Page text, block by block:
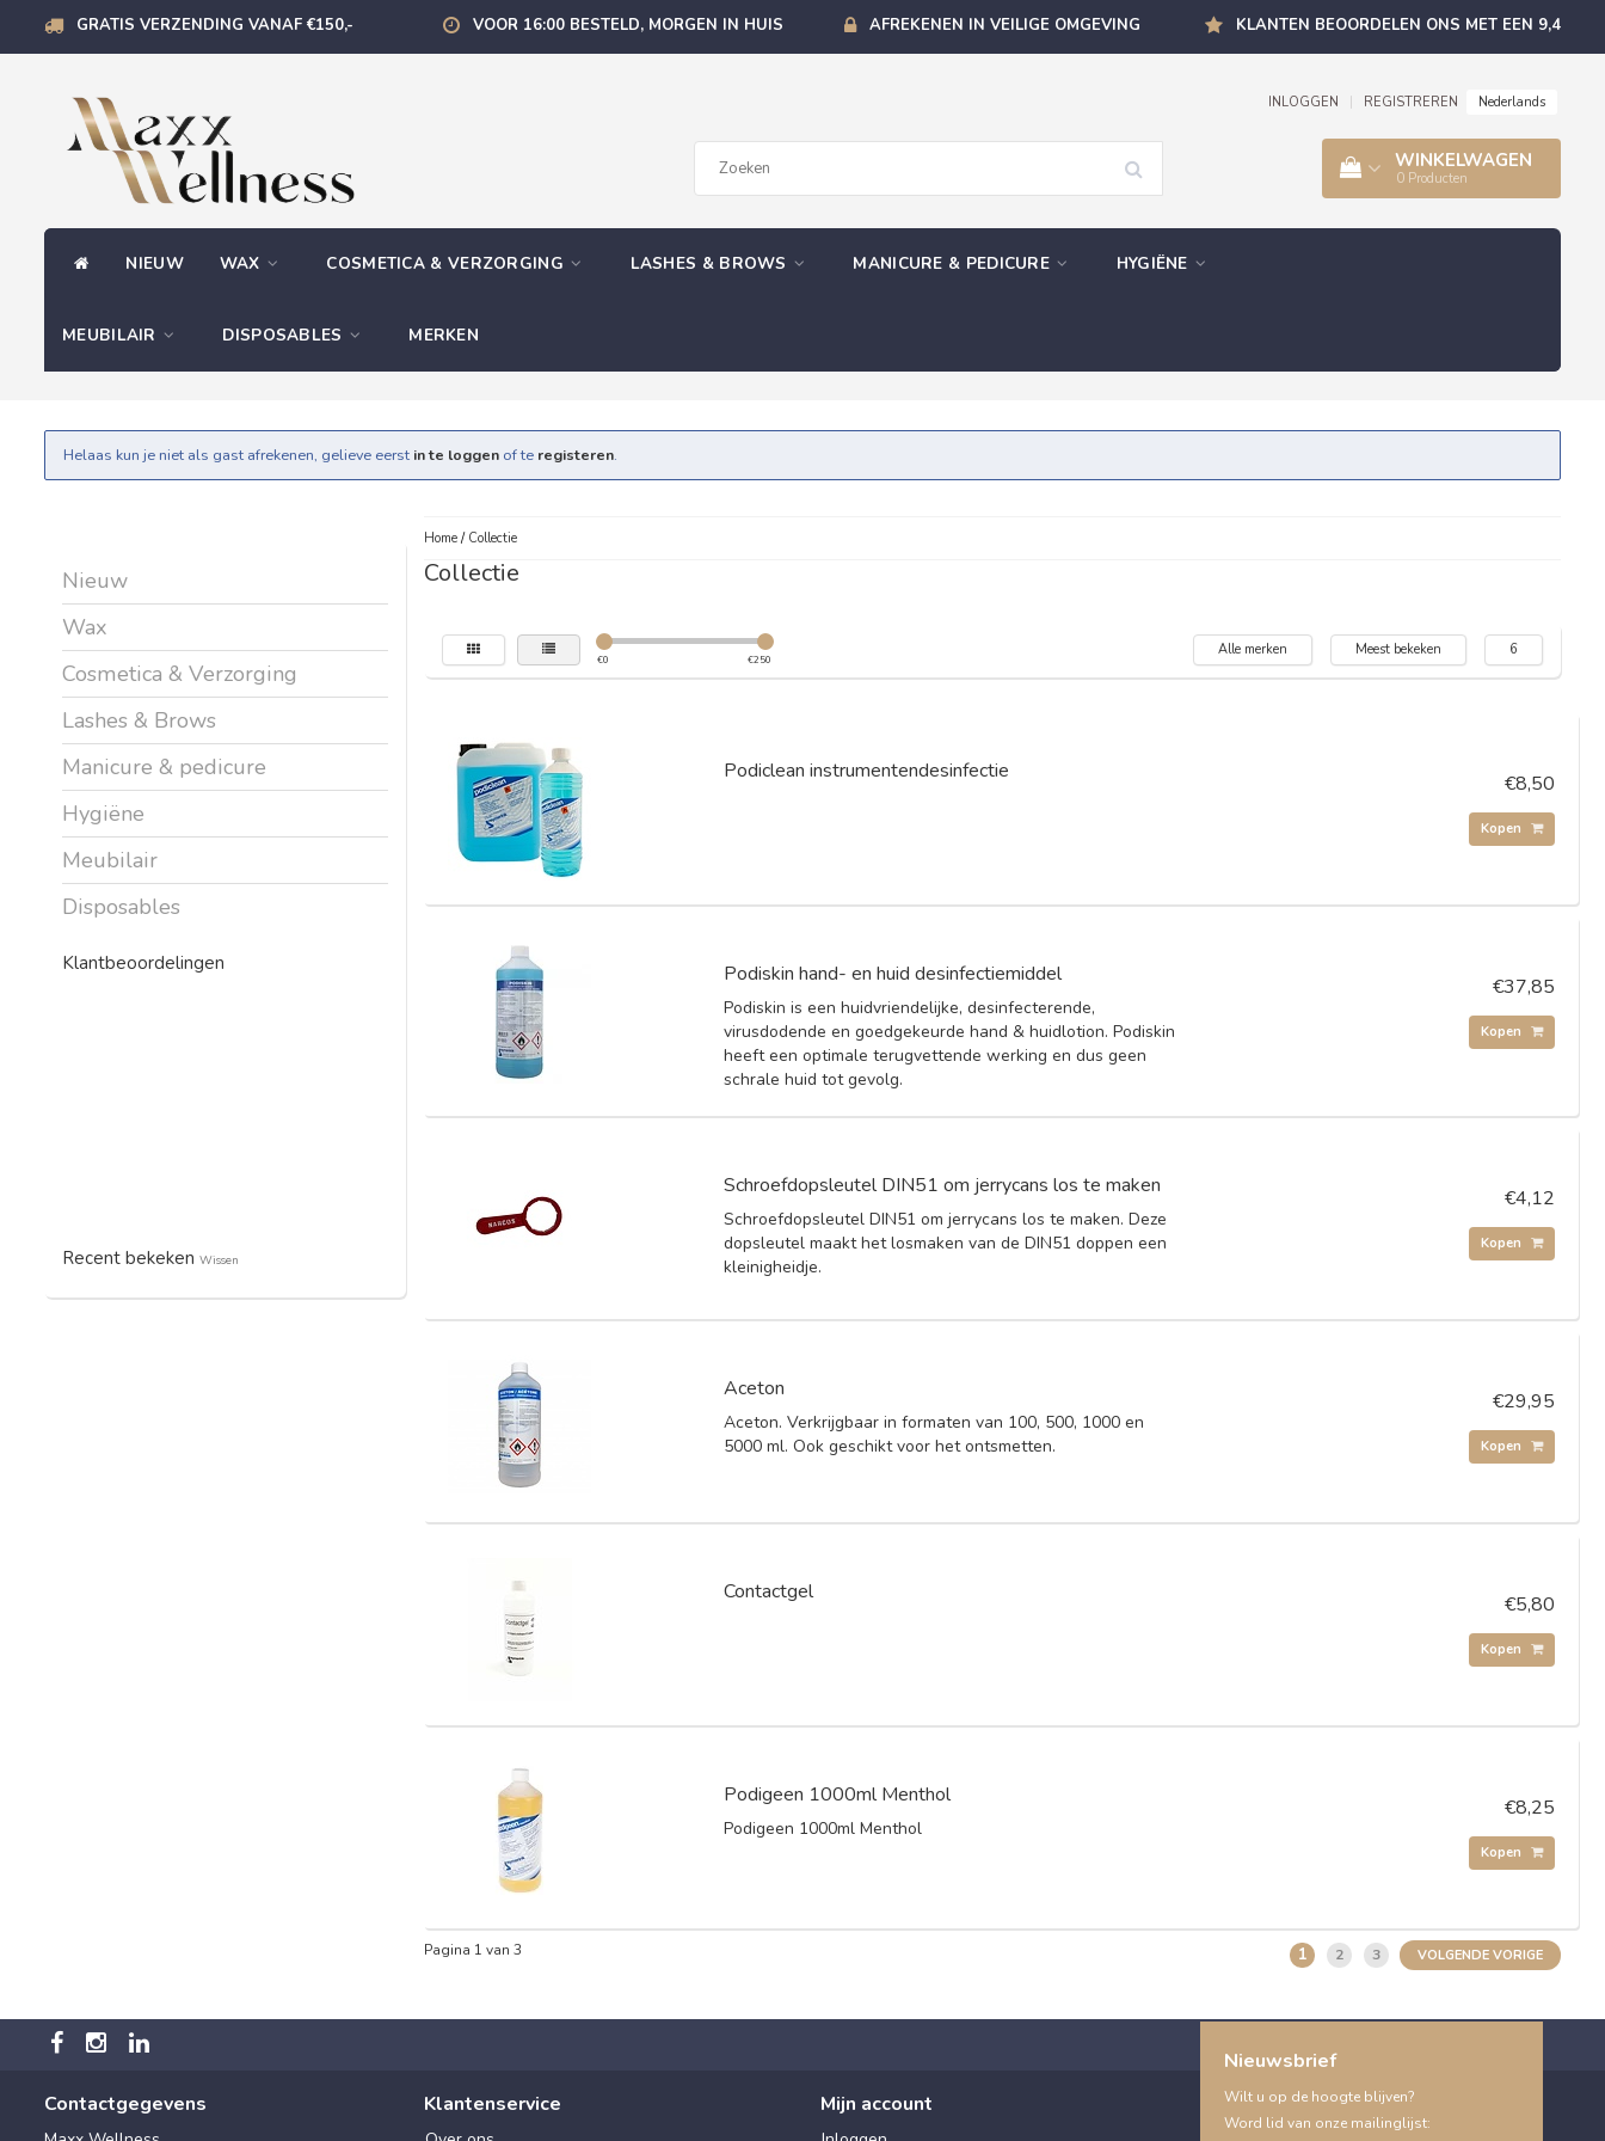
GRATIS VERZENDING VANAF €150,- VOOR 16:00 BESTELD, MORGEN IN HUIS AFREKENEN IN VEILIGE OMGEVING KLANTEN BEOORDELEN ONS MET EEN 9,4
INLOGGEN REGISTREREN Nederlands
WINKELWAGEN
0 Producten
NIEUW WAX COSMETICA & VERZORGING LASHES & BROWS MANICURE & PEDICURE HYGIËNE
MEUBILAIR DISPOSABLES MERKEN
Helaas kun je niet als gast afrekenen, gelieve eerst in te loggen of te registeren.
Nieuw
Wax
Cosmetica & Verzorging
Lashes & Brows
Manicure & pedicure
Hygiëne
Meubilair
Disposables
Klantbeoordelingen
Recent bekeken Wissen
Home/ Collectie
Collectie
€0 €250
Alle merken Meest bekeken 6
Podiclean instrumentendesinfectie €8,50
Kopen
Podiskin hand- en huid desinfectiemiddel
Podiskin is een huidvriendelijke, desinfecterende,
virusdodende en goedgekeurde hand & huidlotion. Podiskin
heeft een optimale terugvettende werking en dus geen
schrale huid tot gevolg.
€37,85
Kopen
Schroefdopsleutel DIN51 om jerrycans los te maken
Schroefdopsleutel DIN51 om jerrycans los te maken. Deze
dopsleutel maakt het losmaken van de DIN51 doppen een
kleinigheidje.
€4,12
Kopen
Aceton
Aceton. Verkrijgbaar in formaten van 100, 500, 1000 en
5000 ml. Ook geschikt voor het ontsmetten.
€29,95
Kopen
Contactgel €5,80
Kopen
Podigeen 1000ml Menthol
Podigeen 1000ml Menthol
€8,25
Kopen
Pagina 1 van 3 1 2 3 VOLGENDE VORIGE
Contactgegevens Klantenservice Mijn account
Nieuwsbrief
Wilt u op de hoogte blijven?
Word lid van onze mailinglijst: